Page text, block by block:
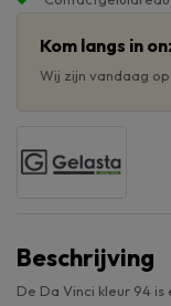
Kom langs in
Wij zijn vandaag
Beschrijving
De Da Vinci kleur 94